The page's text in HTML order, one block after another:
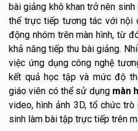
bài giảng khô khan trở nên
thể trực tiếp tương tác với nội
động nhóm trên màn hình, từ
khả năng tiếp thu bài giảng.
việc ứng dụng công nghệ
kết quả học tập và mức độ
giáo viên có thể sử dụng màn
video, hình ảnh 3D, tổ chức
sinh làm bài tập trực tiếp trên